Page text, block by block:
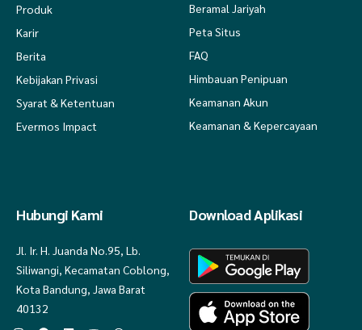
Produk
Karir
Berita
Kebijakan Privasi
Syarat & Ketentuan
Evermos Impact
Beramal Jariyah
Peta Situs
FAQ
Himbauan Penipuan
Keamanan Akun
Keamanan & Kepercayaan
Hubungi Kami
Jl. Ir. H. Juanda No.95, Lb.
Siliwangi, Kecamatan Coblong,
Kota Bandung, Jawa Barat
40132
Download Aplikasi